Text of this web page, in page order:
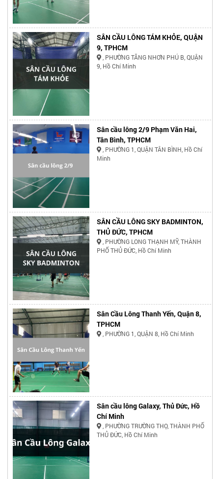
SÂN CẦU LÔNG TÁM KHỎE, QUẬN
9, TPHCM
, PHƯỜNG TĂNG NHƠN PHÚ B, QUẬN
9, Hồ Chí Minh
Sân cầu lông 2/9 Phạm Văn Hai,
Tân Bình, TPHCM
, PHƯỜNG 1, QUẬN TÂN BÌNH, Hồ Chí
Minh
SÂN CẦU LÔNG SKY BADMINTON,
THỦ ĐỨC, TPHCM
, PHƯỜNG LONG THẠNH MỸ, THÀNH
PHỐ THỦ ĐỨC, Hồ Chí Minh
Sân Cầu Lông Thanh Yến, Quận 8,
TPHCM
, PHƯỜNG 1, QUẬN 8, Hồ Chí Minh
Sân cầu lông Galaxy, Thủ Đức, Hồ
Chí Minh
, PHƯỜNG TRƯỜNG THỌ, THÀNH PHỐ
THỦ ĐỨC, Hồ Chí Minh